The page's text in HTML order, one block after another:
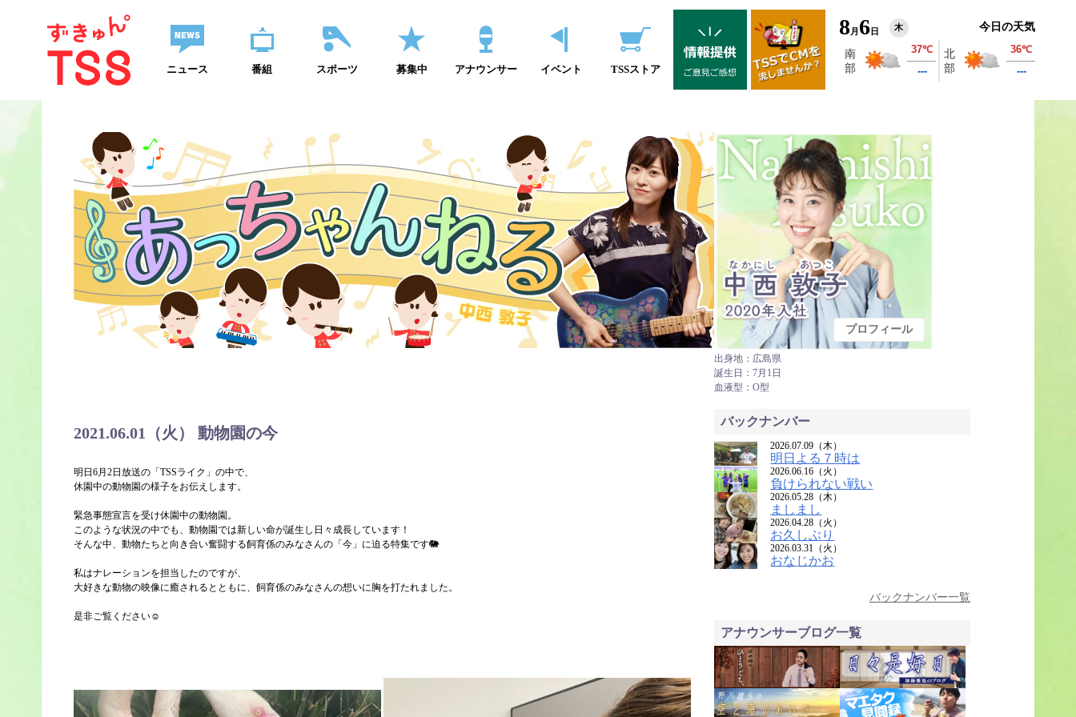
ニュース 番組 スポーツ 募集中 アナウンサー イベント TSSストア
8 月 6日 木 今日の天気
プロフィール
出身地：広島県
誕生日：7月1日
血液型：O型
2021.06.01（火） 動物園の今
明日6月2日放送の「TSSライク」の中で、
休園中の動物園の様子をお伝えします。
緊急事態宣言を受け休園中の動物園。
このような状況の中でも、動物園では新しい命が誕生し日々成長しています！
そんな中、動物たちと向き合い奮闘する飼育係のみなさんの「今」に迫る特集です🐘
私はナレーションを担当したのですが、
大好きな動物の映像に癒されるとともに、飼育係のみなさんの想いに胸を打たれました。
是非ご覧ください☺
バックナンバー
2026.07.09（木）
明日よる７時は
2026.06.16（火）
負けられない戦い
2026.05.28（木）
ましまし
2026.04.28（火）
お久しぶり
2026.03.31（火）
おなじかお
バックナンバー一覧
アナウンサーブログ一覧